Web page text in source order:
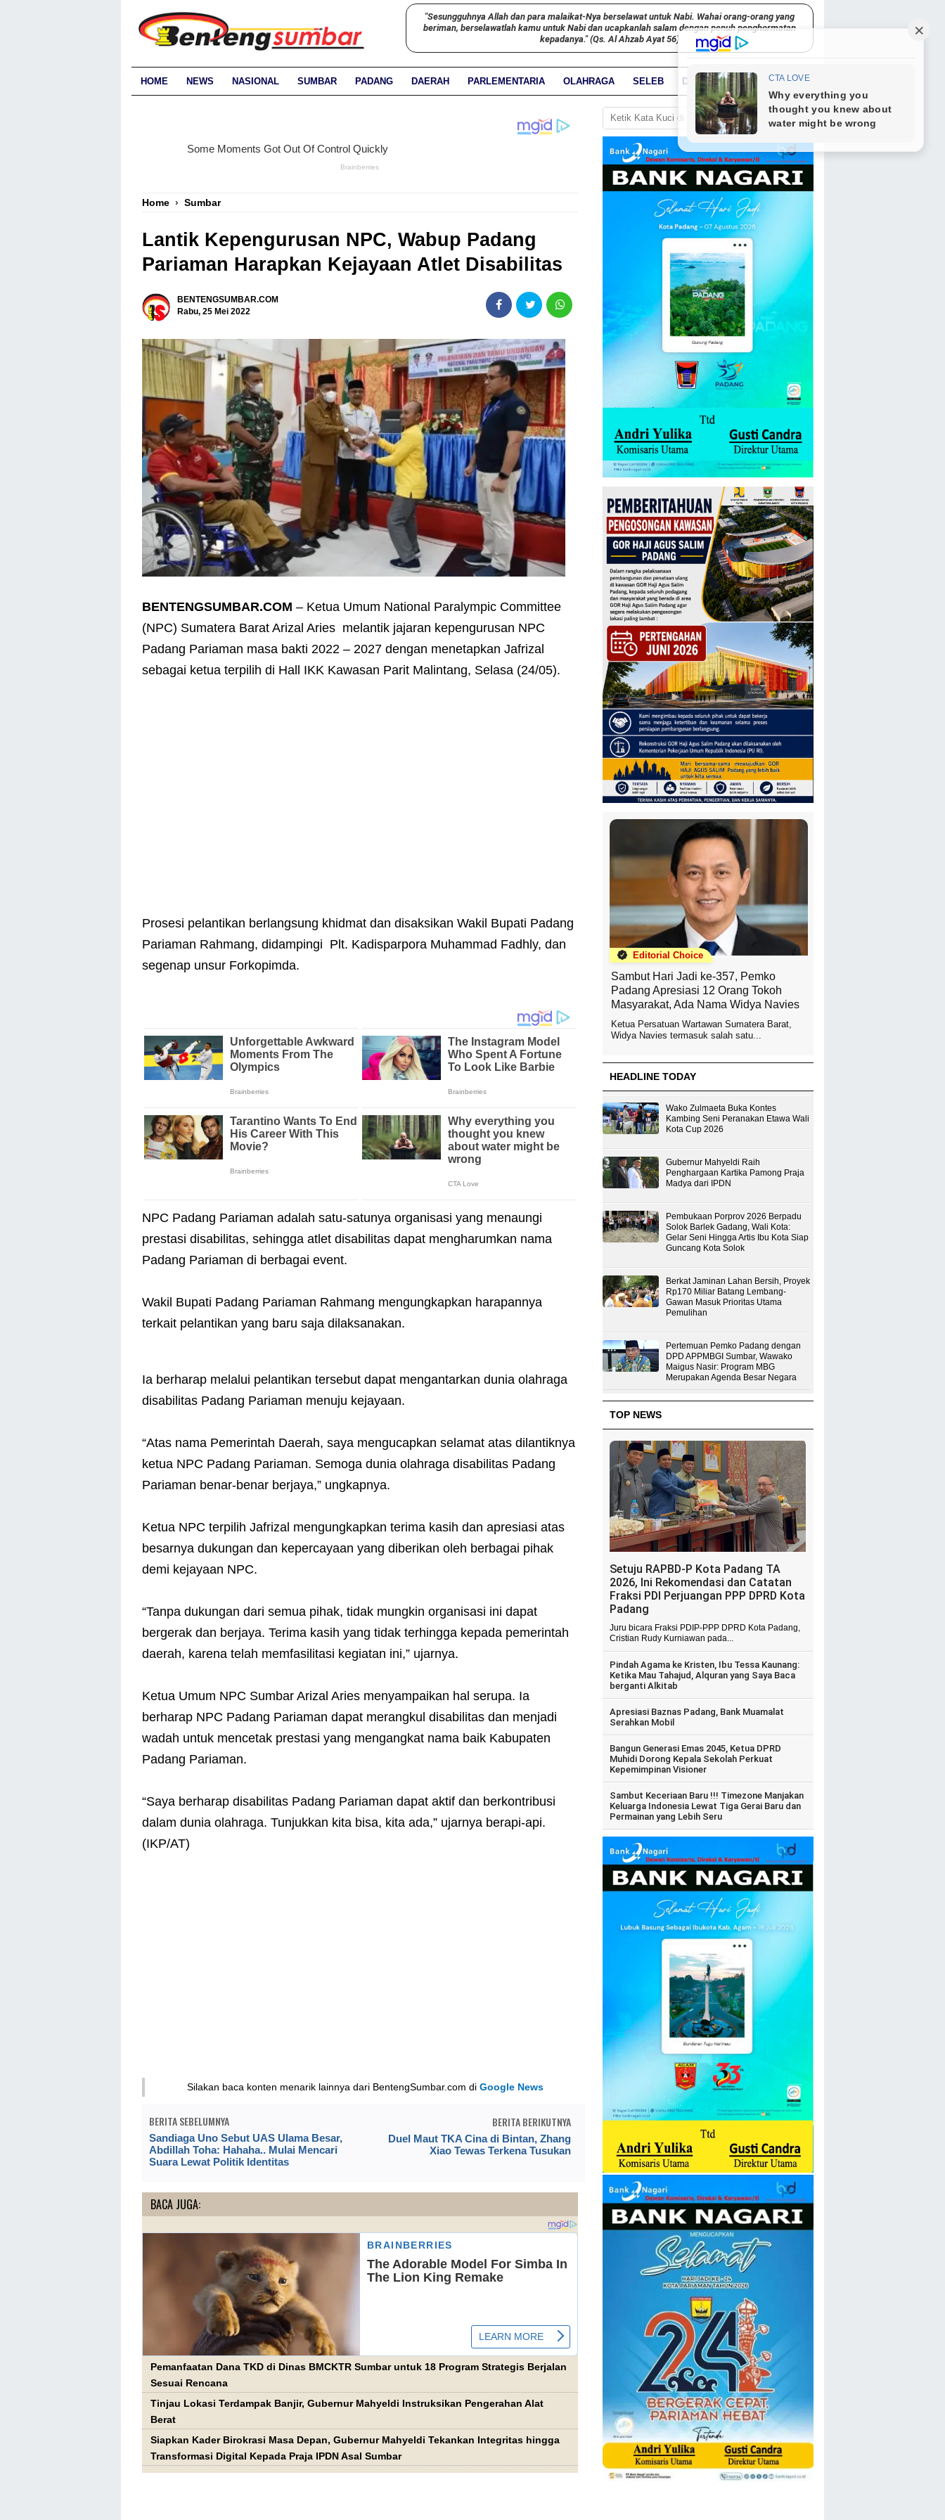
"Sesungguhnya Allah dan para malaikat-Nya berselawat untuk Nabi. Wahai orang-orang yang
beriman, berselawatlah kamu untuk Nabi dan ucapkanlah salam dengan penuh penghormatan
kepadanya." (Qs. Al Ahzab Ayat 56)
HOME NEWS NASIONAL SUMBAR PADANG DAERAH PARLEMENTARIA OLAHRAGA SELEB DUNIA PARIWARA
Home › Sumbar
Lantik Kepengurusan NPC, Wabup Padang
Pariaman Harapkan Kejayaan Atlet Disabilitas
BENTENGSUMBAR.COM
Rabu, 25 Mei 2022
BENTENGSUMBAR.COM – Ketua Umum National Paralympic Committee
(NPC) Sumatera Barat Arizal Aries melantik jajaran kepengurusan NPC
Padang Pariaman masa bakti 2022 – 2027 dengan menetapkan Jafrizal
sebagai ketua terpilih di Hall IKK Kawasan Parit Malintang, Selasa (24/05).
Prosesi pelantikan berlangsung khidmat dan disaksikan Wakil Bupati Padang
Pariaman Rahmang, didampingi Plt. Kadisparpora Muhammad Fadhly, dan
segenap unsur Forkopimda.
NPC Padang Pariaman adalah satu-satunya organisasi yang menaungi
prestasi disabilitas, sehingga atlet disabilitas dapat mengharumkan nama
Padang Pariaman di berbagai event.
Wakil Bupati Padang Pariaman Rahmang mengungkapkan harapannya
terkait pelantikan yang baru saja dilaksanakan.
Ia berharap melalui pelantikan tersebut dapat mengantarkan dunia olahraga
disabilitas Padang Pariaman menuju kejayaan.
“Atas nama Pemerintah Daerah, saya mengucapkan selamat atas dilantiknya
ketua NPC Padang Pariaman. Semoga dunia olahraga disabilitas Padang
Pariaman benar-benar berjaya,” ungkapnya.
Ketua NPC terpilih Jafrizal mengungkapkan terima kasih dan apresiasi atas
besarnya dukungan dan kepercayaan yang diberikan oleh berbagai pihak
demi kejayaan NPC.
“Tanpa dukungan dari semua pihak, tidak mungkin organisasi ini dapat
bergerak dan berjaya. Terima kasih yang tidak terhingga kepada pemerintah
daerah, karena telah memfasilitasi kegiatan ini,” ujarnya.
Ketua Umum NPC Sumbar Arizal Aries menyampaikan hal serupa. Ia
berharap NPC Padang Pariaman dapat merangkul disabilitas dan menjadi
wadah untuk mencetak prestasi yang mengangkat nama baik Kabupaten
Padang Pariaman.
“Saya berharap disabilitas Padang Pariaman dapat aktif dan berkontribusi
dalam dunia olahraga. Tunjukkan kita bisa, kita ada,” ujarnya berapi-api.
(IKP/AT)
Silakan baca konten menarik lainnya dari BentengSumbar.com diGoogle News
BERITA SEBELUMNYA
Sandiaga Uno Sebut UAS Ulama Besar,
Abdillah Toha: Hahaha.. Mulai Mencari
Suara Lewat Politik Identitas
BERITA BERIKUTNYA
Duel Maut TKA Cina di Bintan, Zhang
Xiao Tewas Terkena Tusukan
BACA JUGA:
Pemanfaatan Dana TKD di Dinas BMCKTR Sumbar untuk 18 Program Strategis Berjalan
Sesuai Rencana
Tinjau Lokasi Terdampak Banjir, Gubernur Mahyeldi Instruksikan Pengerahan Alat
Berat
Siapkan Kader Birokrasi Masa Depan, Gubernur Mahyeldi Tekankan Integritas hingga
Transformasi Digital Kepada Praja IPDN Asal Sumbar
Editorial Choice
Sambut Hari Jadi ke-357, Pemko
Padang Apresiasi 12 Orang Tokoh
Masyarakat, Ada Nama Widya Navies
Ketua Persatuan Wartawan Sumatera Barat,
Widya Navies termasuk salah satu...
HEADLINE TODAY
Wako Zulmaeta Buka Kontes
Kambing Seni Peranakan Etawa Wali
Kota Cup 2026
Gubernur Mahyeldi Raih
Penghargaan Kartika Pamong Praja
Madya dari IPDN
Pembukaan Porprov 2026 Berpadu
Solok Barlek Gadang, Wali Kota:
Gelar Seni Hingga Artis Ibu Kota Siap
Guncang Kota Solok
Berkat Jaminan Lahan Bersih, Proyek
Rp170 Miliar Batang Lembang-
Gawan Masuk Prioritas Utama
Pemulihan
Pertemuan Pemko Padang dengan
DPD APPMBGI Sumbar, Wawako
Maigus Nasir: Program MBG
Merupakan Agenda Besar Negara
TOP NEWS
Setuju RAPBD-P Kota Padang TA
2026, Ini Rekomendasi dan Catatan
Fraksi PDI Perjuangan PPP DPRD Kota
Padang
Juru bicara Fraksi PDIP-PPP DPRD Kota Padang,
Cristian Rudy Kurniawan pada...
Pindah Agama ke Kristen, Ibu Tessa Kaunang:
Ketika Mau Tahajud, Alquran yang Saya Baca
berganti Alkitab
Apresiasi Baznas Padang, Bank Muamalat
Serahkan Mobil
Bangun Generasi Emas 2045, Ketua DPRD
Muhidi Dorong Kepala Sekolah Perkuat
Kepemimpinan Visioner
Sambut Keceriaan Baru !!! Timezone Manjakan
Keluarga Indonesia Lewat Tiga Gerai Baru dan
Permainan yang Lebih Seru